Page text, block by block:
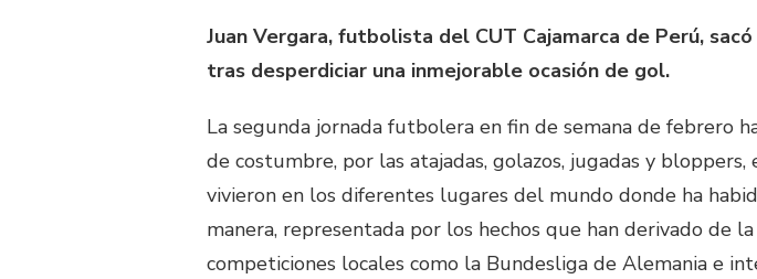
Juan Vergara, futbolista del CUT Cajamarca de Perú,
tras desperdiciar una inmejorable ocasión de gol.
La segunda jornada futbolera en fin de semana de febrero
de costumbre, por las atajadas, golazos, jugadas y bloppers,
vivieron en los diferentes lugares del mundo donde ha
manera, representada por los hechos que han derivado de
competiciones locales como la Bundesliga de Alemania e